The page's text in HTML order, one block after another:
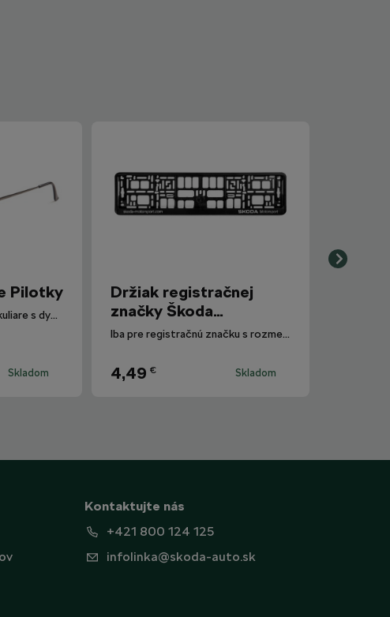
Pilotky
Polarizované slnečné okuliare s dymovými sklami.
Skladom
Držiak registračnej
značky Škoda
Motorsport
Iba pre registračnú značku s rozmermi 520 mm x 110 mm.
4,49 € Skladom
Kontaktujte nás
+421 800 124 125
infolinka@skoda-auto.sk